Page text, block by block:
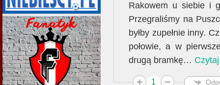
Rakowem u siebie i
Przegraliśmy na
byłby zupełnie inny.
połowie, a w
drugą bramkę…
1